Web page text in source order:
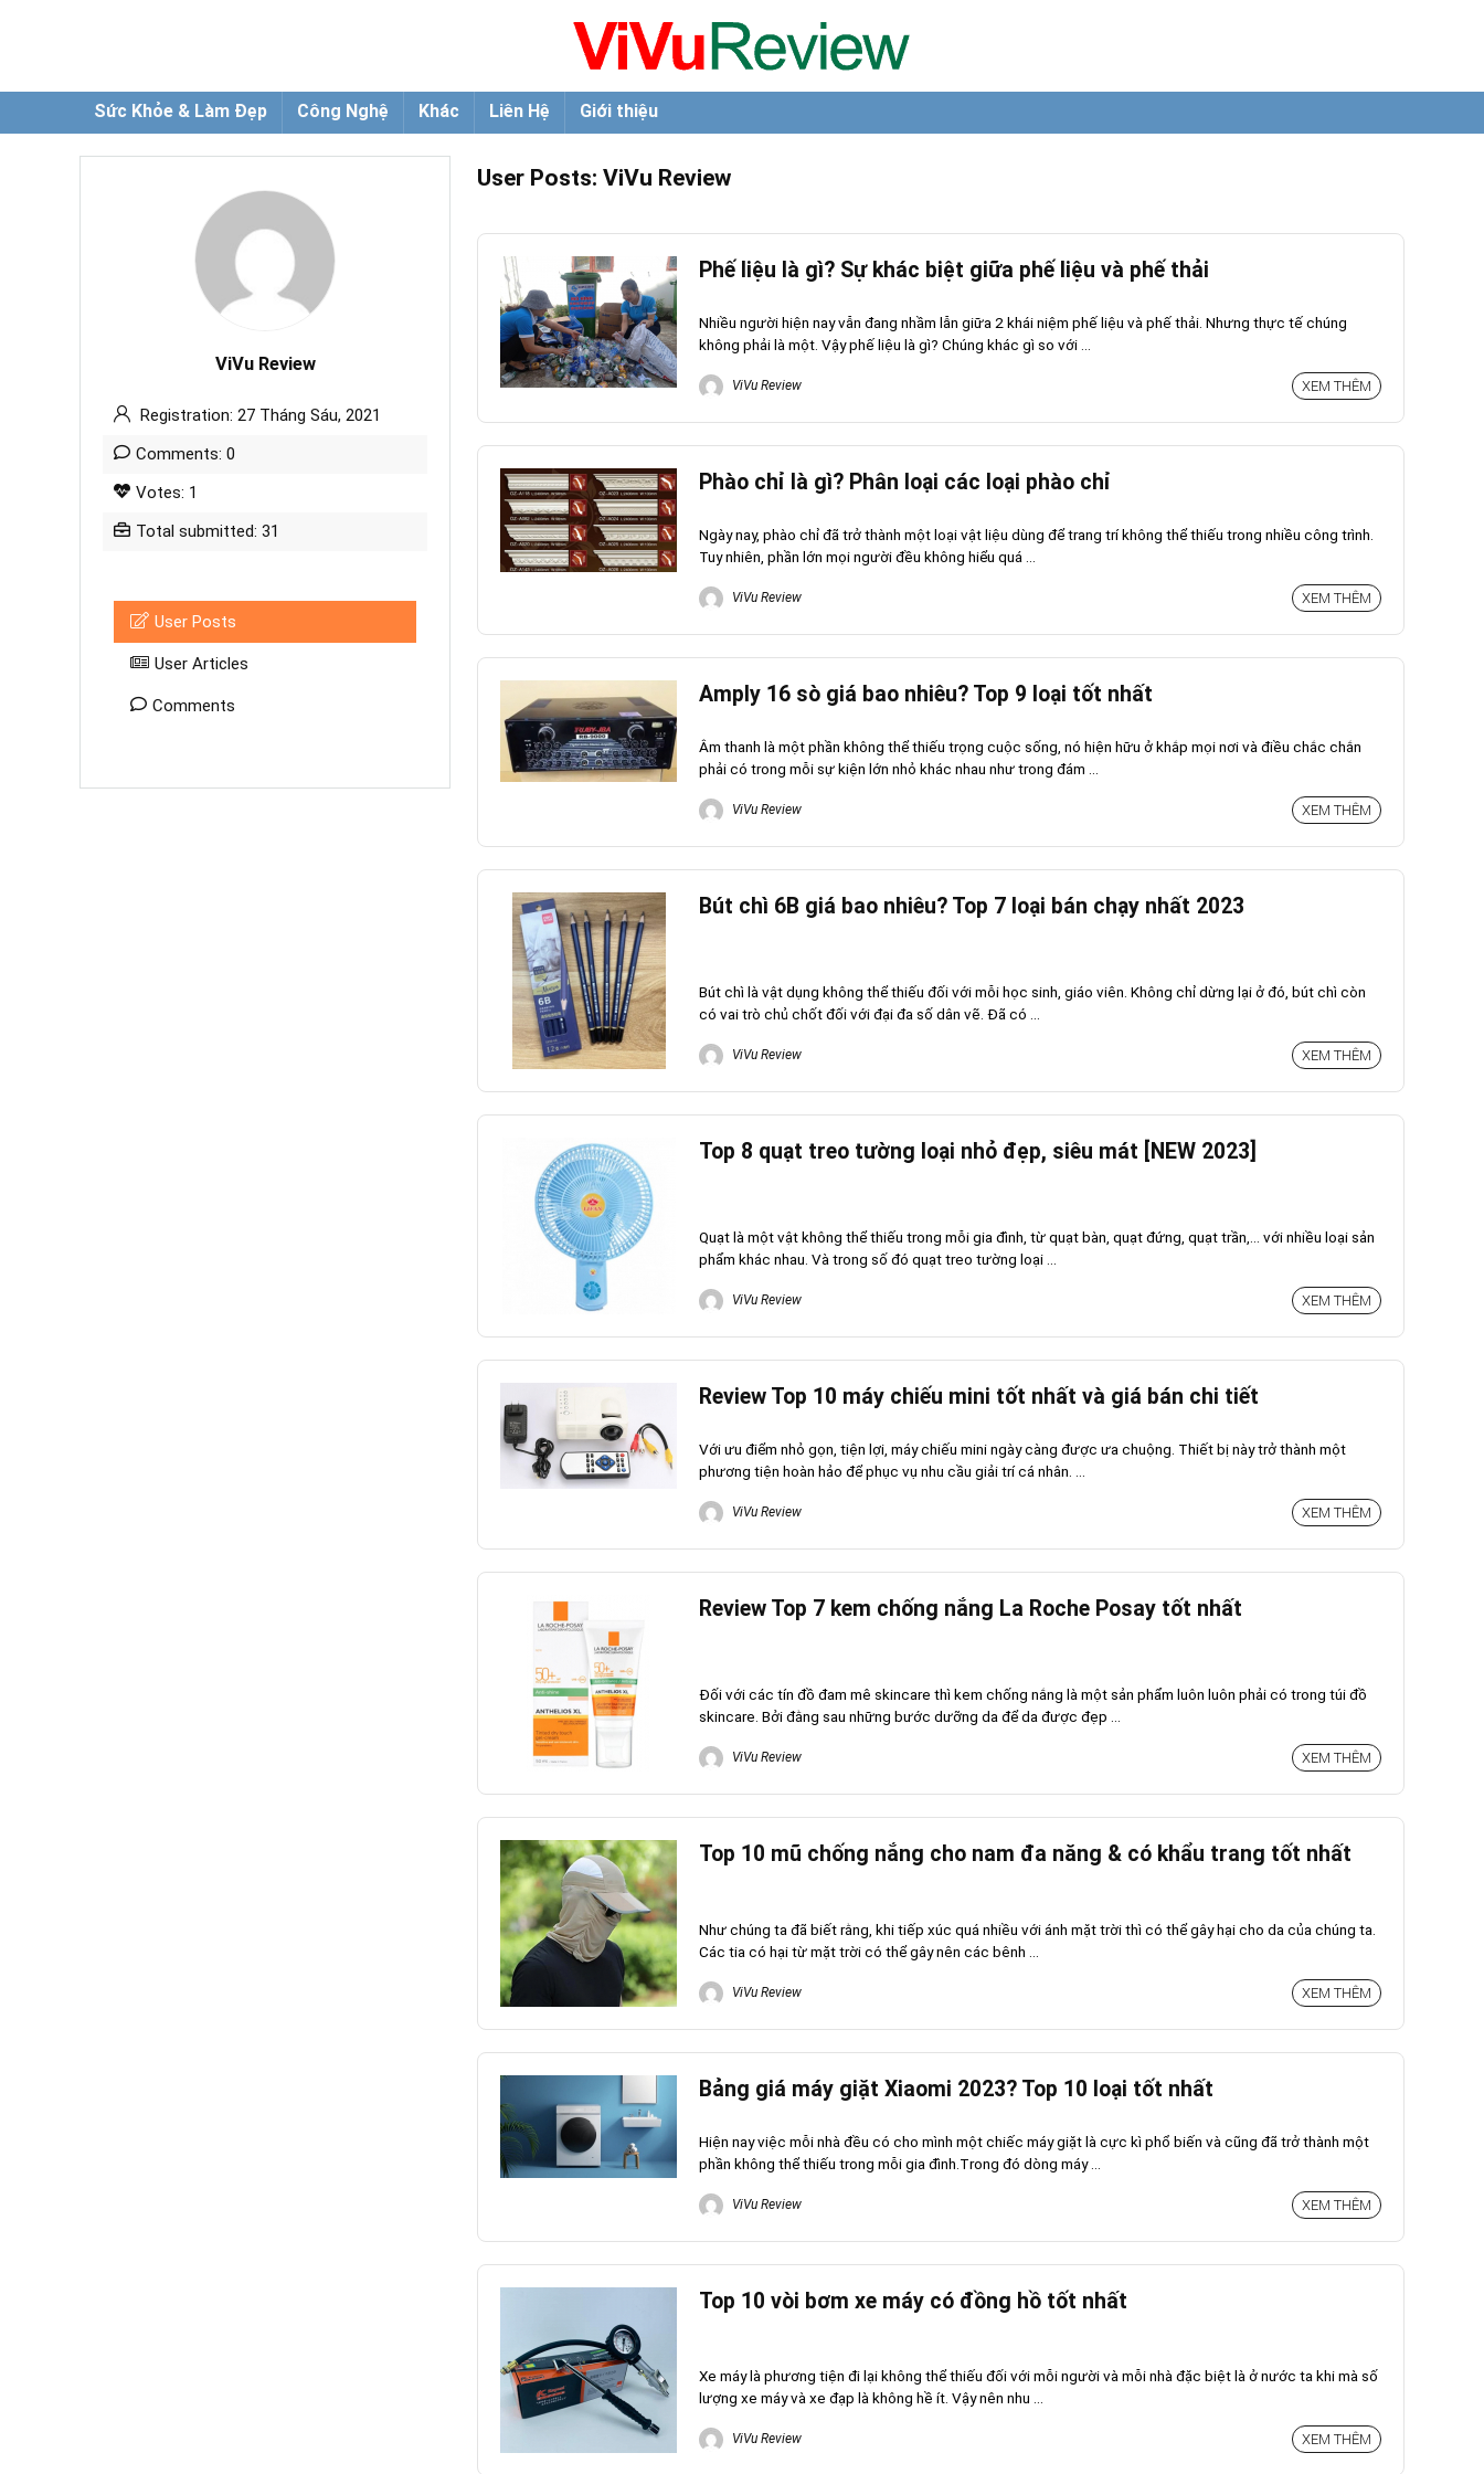
Sức Khỏe & Làm Đẹp Công Nghệ Khác Liên Hệ Giới thiệu
ViVu Review
Registration: 27 Tháng Sáu, 2021
Comments: 0
Votes: 1
Total submitted: 31
User Posts
User Articles
Comments
User Posts: ViVu Review
Phế liệu là gì? Sự khác biệt giữa phế liệu và phế thải
Nhiều người hiện nay vẫn đang nhầm lẫn giữa 2 khái niệm phế liệu và phế thải. Nhưng thực tế chúng
không phải là một. Vậy phế liệu là gì? Chúng khác gì so với ...
ViVu Review XEM THÊM
Phào chỉ là gì? Phân loại các loại phào chỉ
Ngày nay, phào chỉ đã trở thành một loại vật liệu dùng để trang trí không thể thiếu trong nhiều công trình.
Tuy nhiên, phần lớn mọi người đều không hiểu quá ...
ViVu Review XEM THÊM
Amply 16 sò giá bao nhiêu? Top 9 loại tốt nhất
Âm thanh là một phần không thể thiếu trọng cuộc sống, nó hiện hữu ở khắp mọi nơi và điều chắc chắn
phải có trong mỗi sự kiện lớn nhỏ khác nhau như trong đám ...
ViVu Review XEM THÊM
Bút chì 6B giá bao nhiêu? Top 7 loại bán chạy nhất 2023
Bút chì là vật dụng không thể thiếu đối với mỗi học sinh, giáo viên. Không chỉ dừng lại ở đó, bút chì còn
có vai trò chủ chốt đối với đại đa số dân vẽ. Đã có ...
ViVu Review XEM THÊM
Top 8 quạt treo tường loại nhỏ đẹp, siêu mát [NEW 2023]
Quạt là một vật không thể thiếu trong mỗi gia đình, từ quạt bàn, quạt đứng, quạt trần,… với nhiều loại sản
phẩm khác nhau. Và trong số đó quạt treo tường loại ...
ViVu Review XEM THÊM
Review Top 10 máy chiếu mini tốt nhất và giá bán chi tiết
Với ưu điểm nhỏ gọn, tiện lợi, máy chiếu mini ngày càng được ưa chuộng. Thiết bị này trở thành một
phương tiện hoàn hảo để phục vụ nhu cầu giải trí cá nhân. ...
ViVu Review XEM THÊM
Review Top 7 kem chống nắng La Roche Posay tốt nhất
Đối với các tín đồ đam mê skincare thì kem chống nắng là một sản phẩm luôn luôn phải có trong túi đồ
skincare. Bởi đằng sau những bước dưỡng da để da được đẹp ...
ViVu Review XEM THÊM
Top 10 mũ chống nắng cho nam đa năng & có khẩu trang tốt nhất
Như chúng ta đã biết rằng, khi tiếp xúc quá nhiều với ánh mặt trời thì có thể gây hại cho da của chúng ta.
Các tia có hại từ mặt trời có thể gây nên các bênh ...
ViVu Review XEM THÊM
Bảng giá máy giặt Xiaomi 2023? Top 10 loại tốt nhất
Hiện nay việc mỗi nhà đều có cho mình một chiếc máy giặt là cực kì phổ biến và cũng đã trở thành một
phần không thể thiếu trong mỗi gia đình.Trong đó dòng máy ...
ViVu Review XEM THÊM
Top 10 vòi bơm xe máy có đồng hồ tốt nhất
Xe máy là phương tiện đi lại không thể thiếu đối với mỗi người và mỗi nhà đặc biệt là ở nước ta khi mà số
lượng xe máy và xe đạp là không hề ít. Vậy nên nhu ...
ViVu Review XEM THÊM